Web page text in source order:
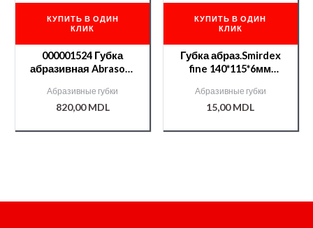
КУПИТЬ В ОДИН
КЛИК
000001524 Губка
абразивная Abrasoft
коробки)
Абразивные губки
820,00MDL
КУПИТЬ В ОДИН
КЛИК
Губка абраз.Smirdex
fine 140*115*6мм
Абразивные губки
15,00MDL